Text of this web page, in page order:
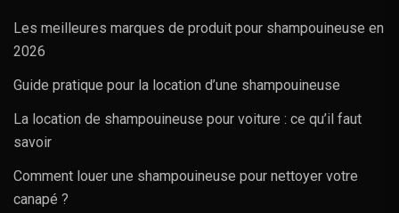
Les meilleures marques de produit pour shampouineuse en
2026
Guide pratique pour la location d’une shampouineuse
La location de shampouineuse pour voiture : ce qu’il faut
savoir
Comment louer une shampouineuse pour nettoyer votre
canapé ?